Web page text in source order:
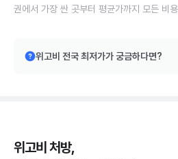
권에서 가장 싼 곳부터 평균가까지 모든 비
위고비 전국 최저가가 궁금하다면?
위고비 처방,